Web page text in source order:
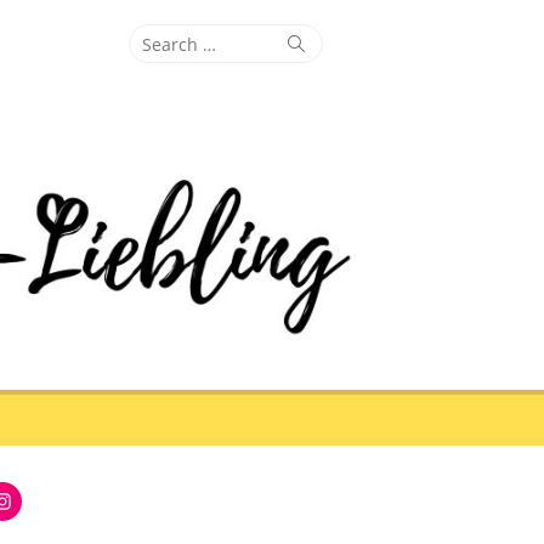
Search
Search
Instagram